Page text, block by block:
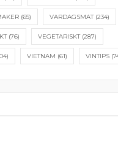
(65) VARDAGSMAT(234)
(76) VEGETARISKT(287)
VIETNAM (61) VINTIPS